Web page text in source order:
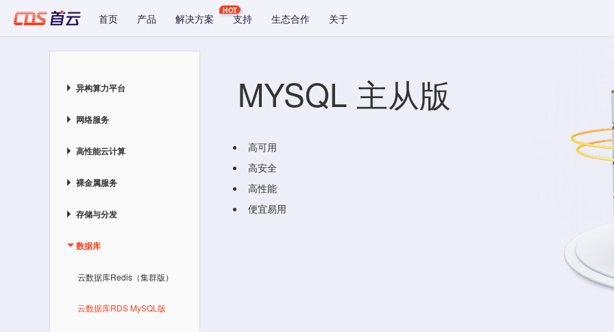
首页 产品 解决方案
HOT
支持 生态合作 关于
异构算力平台
网络服务
高性能云计算
裸金属服务
存储与分发
数据库
云数据库Redis（集群版）
云数据库RDS MySQL版
MYSQL 主从版
高可用
高安全
高性能
便宜易用